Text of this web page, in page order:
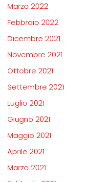
Marzo 2022
Febbraio 2022
Dicembre 2021
Novembre 2021
Ottobre 2021
Settembre 2021
Luglio 2021
Giugno 2021
Maggio 2021
Aprile 2021
Marzo 2021